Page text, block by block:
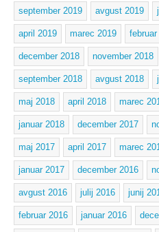
september 2019 avgust 2019
april 2019 marec 2019
december 2018 november 2018
september 2018 avgust 2018
maj 2018 april 2018 marec
januar 2018 december 2017
maj 2017 april 2017 marec
januar 2017 december 2016
avgust 2016 julij 2016 junij
februar 2016 januar 2016